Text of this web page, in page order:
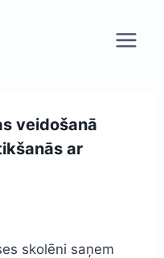
veidošanā
ar
skolēni saņem